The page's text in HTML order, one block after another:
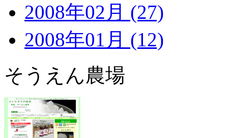
2008年02月 (27)
2008年01月 (12)
そうえん農場